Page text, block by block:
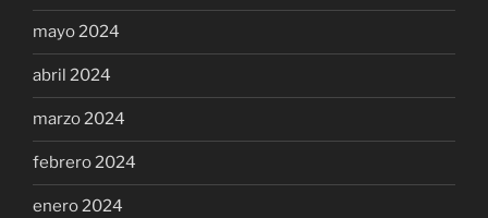
mayo 2024
abril 2024
marzo 2024
febrero 2024
enero 2024